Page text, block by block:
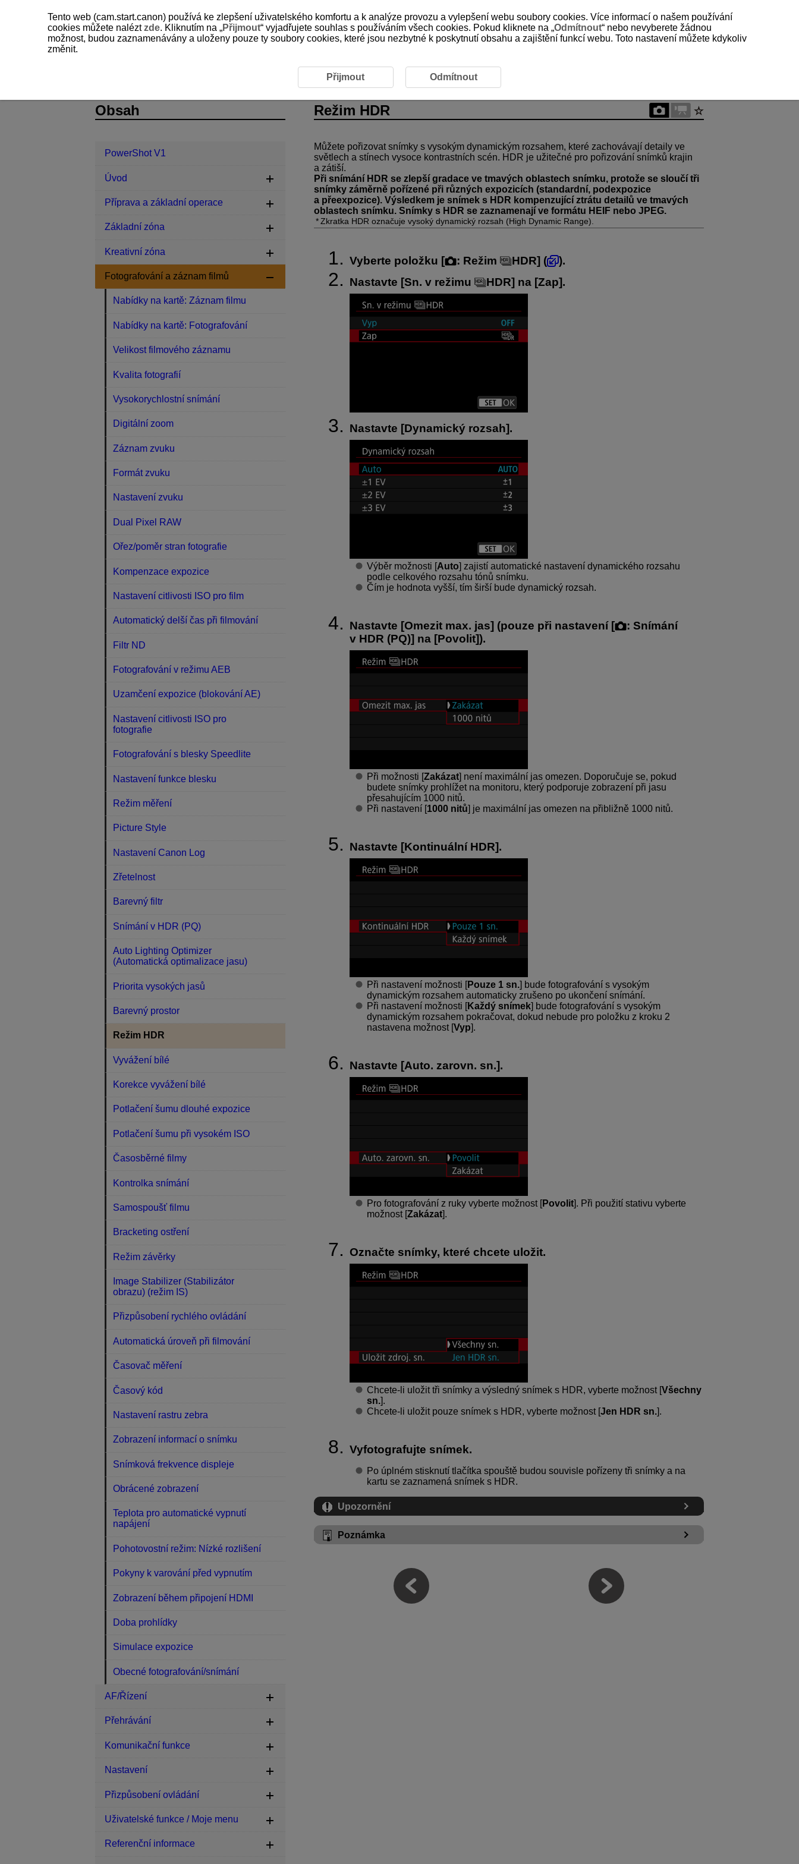
Režim HDR
Můžete pořizovat snímky s vysokým dynamickým rozsahem, které zachovávají detaily ve
světlech a stínech vysoce kontrastních scén. HDR je užitečné pro pořizování snímků krajin
a zátiší.
Při snímání HDR se zlepší gradace ve tmavých oblastech snímku, protože se sloučí tři
snímky záměrně pořízené při různých expozicích (standardní, podexpozice
a přeexpozice). Výsledkem je snímek s HDR kompenzující ztrátu detailů ve tmavých
oblastech snímku. Snímky s HDR se zaznamenají ve formátu HEIF nebo JPEG.
Zkratka HDR označuje vysoký dynamický rozsah (High Dynamic Range).
Vyberte položku [ : Režim HDR] (
).
Nastavte [Sn. v režimu HDR] na [Zap].
Nastavte [Dynamický rozsah].
Výběr možnosti [Auto] zajistí automatické nastavení dynamického rozsahu
podle celkového rozsahu tónů snímku.
Čím je hodnota vyšší, tím širší bude dynamický rozsah.
Nastavte [Omezit max. jas] (pouze při nastavení [ : Snímání
v HDR (PQ)] na [Povolit]).
Při možnosti [Zakázat] není maximální jas omezen. Doporučuje se, pokud
budete snímky prohlížet na monitoru, který podporuje zobrazení při jasu
přesahujícím 1000 nitů.
Při nastavení [1000 nitů] je maximální jas omezen na přibližně 1000 nitů.
Nastavte [Kontinuální HDR].
Při nastavení možnosti [Pouze 1 sn.] bude fotografování s vysokým
dynamickým rozsahem automaticky zrušeno po ukončení snímání.
Při nastavení možnosti [Každý snímek] bude fotografování s vysokým
dynamickým rozsahem pokračovat, dokud nebude pro položku z kroku 2
nastavena možnost [Vyp].
Nastavte [Auto. zarovn. sn.].
Pro fotografování z ruky vyberte možnost [Povolit]. Při použití stativu vyberte
možnost [Zakázat].
Označte snímky, které chcete uložit.
Chcete-li uložit tři snímky a výsledný snímek s HDR, vyberte možnost [Všechny
sn.].
Chcete-li uložit pouze snímek s HDR, vyberte možnost [Jen HDR sn.].
Vyfotografujte snímek.
Po úplném stisknutí tlačítka spouště budou souvisle pořízeny tři snímky a na
kartu se zaznamená snímek s HDR.
Upozornění
Poznámka
Obsah
PowerShot V1
Úvod
Příprava a základní operace
Základní zóna
Kreativní zóna
Fotografování a záznam filmů
Nabídky na kartě: Záznam filmu
Nabídky na kartě: Fotografování
Velikost filmového záznamu
Kvalita fotografií
Vysokorychlostní snímání
Digitální zoom
Záznam zvuku
Formát zvuku
Nastavení zvuku
Dual Pixel RAW
Ořez/poměr stran fotografie
Kompenzace expozice
Nastavení citlivosti ISO pro film
Automatický delší čas při filmování
Filtr ND
Fotografování v režimu AEB
Uzamčení expozice (blokování AE)
Nastavení citlivosti ISO pro
fotografie
Fotografování s blesky Speedlite
Nastavení funkce blesku
Režim měření
Picture Style
Nastavení Canon Log
Zřetelnost
Barevný filtr
Snímání v HDR (PQ)
Auto Lighting Optimizer
(Automatická optimalizace jasu)
Priorita vysokých jasů
Barevný prostor
Režim HDR
Vyvážení bílé
Korekce vyvážení bílé
Potlačení šumu dlouhé expozice
Potlačení šumu při vysokém ISO
Časosběrné filmy
Kontrolka snímání
Samospoušť filmu
Bracketing ostření
Režim závěrky
Image Stabilizer (Stabilizátor
obrazu) (režim IS)
Přizpůsobení rychlého ovládání
Automatická úroveň při filmování
Časovač měření
Časový kód
Nastavení rastru zebra
Zobrazení informací o snímku
Snímková frekvence displeje
Obrácené zobrazení
Teplota pro automatické vypnutí
napájení
Pohotovostní režim: Nízké rozlišení
Pokyny k varování před vypnutím
Zobrazení během připojení HDMI
Doba prohlídky
Simulace expozice
Obecné fotografování/snímání
AF/Řízení
Přehrávání
Komunikační funkce
Nastavení
Přizpůsobení ovládání
Uživatelské funkce / Moje menu
Referenční informace
Tento web (cam.start.canon) používá ke zlepšení uživatelského komfortu a k analýze provozu a vylepšení webu soubory cookies. Více informací o našem používání
cookies můžete naléztzde. Kliknutím na „Přijmout“ vyjadřujete souhlas s používáním všech cookies. Pokud kliknete na „Odmítnout“ nebo nevyberete žádnou
možnost, budou zaznamenávány a uloženy pouze ty soubory cookies, které jsou nezbytné k poskytnutí obsahu a zajištění funkcí webu. Toto nastavení můžete kdykoliv
změnit.
Přijmout Odmítnout